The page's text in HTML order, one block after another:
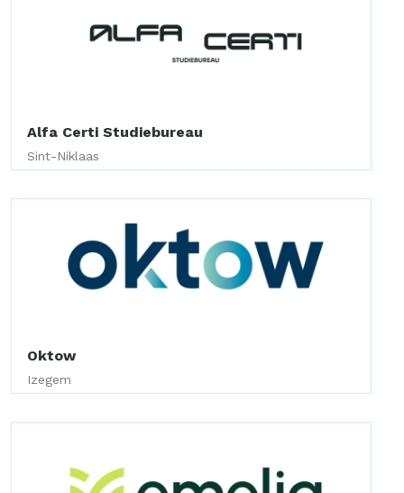
Alfa Certi Studiebureau
Sint-Niklaas
Oktow
Izegem